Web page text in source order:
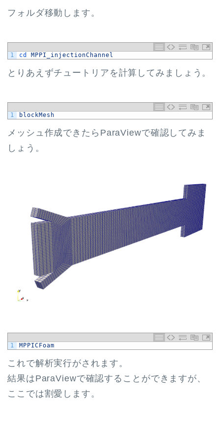
フォルダ移動します。
1 cd MPPI_injectionChannel
とりあえずチュートリアを計算してみましょう。
1 blockMesh
メッシュ作成できたらParaViewで確認してみま
しょう。
1 MPPICFoam
これで解析実行がされます。
結果はParaViewで確認することができますが、
ここでは割愛します。